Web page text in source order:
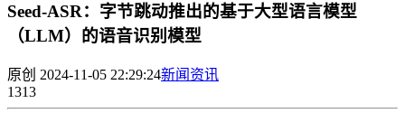
Seed-ASR：字节跳动推出的基于大型语言模型
（LLM）的语音识别模型
原创 2024-11-05 22:29:24新闻资讯
1313